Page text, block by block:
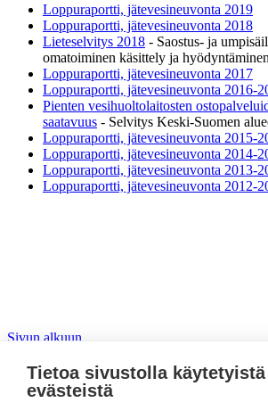
Loppuraportti, jätevesineuvonta 2019
Loppuraportti, jätevesineuvonta 2018
Lieteselvitys 2018 - Saostus- ja
omatoiminen käsittely ja hyödyntäminen
Loppuraportti, jätevesineuvonta 2017
Loppuraportti, jätevesineuvonta 2016-
Pienten vesihuoltolaitosten
saatavuus - Selvitys Keski-Suomen
Loppuraportti, jätevesineuvonta 2015-
Loppuraportti, jätevesineuvonta 2014-
Loppuraportti, jätevesineuvonta 2013-
Loppuraportti, jätevesineuvonta 2012-
Sivun alkuun
VesiVarma
Tietoa sivustolla käytetyistä
evästeistä